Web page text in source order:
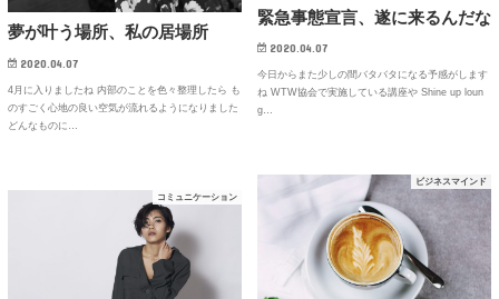
夢が叶う場所、私の居場所
2020.04.07
4月に入りましたね 内部のことを色々整理したら も
のすごく心地の良い空気が流れるようになりました
どんなものに…
緊急事態宣言、遂に来るんだな
2020.04.07
今日からまた少しの間バタバタになる予感がします
ね WTW協会で実施している講座や Shine up loun
g…
ビジネスマインド
コミュニケーション